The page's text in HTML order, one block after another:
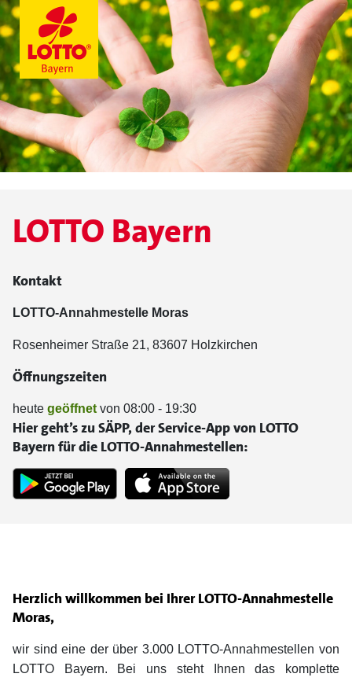
Herzlich willkommen bei Ihrer LOTTO-Annahmestelle
Moras,
wir sind eine der über 3.000 LOTTO-Annahmestellen von
LOTTO Bayern. Bei uns steht Ihnen das komplette
LOTTO Bayern
Kontakt
LOTTO-Annahmestelle Moras
Rosenheimer Straße 21, 83607 Holzkirchen
Öffnungszeiten
heute geöffnet von 08:00 - 19:30
Hier geht’s zu SÄPP, der Service-App von LOTTO
Bayern für die LOTTO-Annahmestellen: